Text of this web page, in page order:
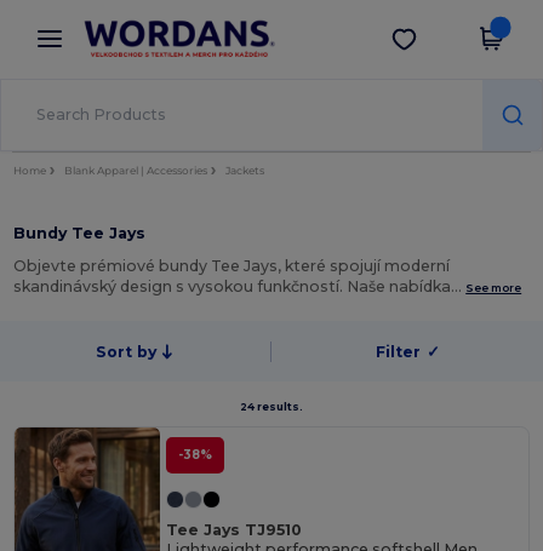
× Aplikace Wordans
Lepší ceny v aplikaci!
Stáhnout app
Home Blank Apparel | Accessories Jackets
Bundy Tee Jays
Objevte prémiové bundy Tee Jays, které spojují moderní
skandinávský design s vysokou funkčností. Naše nabídka… See more
Sort by Filter ✓
24 results.
-38%
Tee Jays TJ9510